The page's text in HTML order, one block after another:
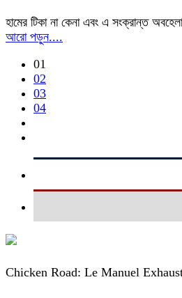
হামের টিকা না কেনা এবং এ সংক্রান্ত
আরো পড়ুন....
01
02
03
04
Chicken Road: Le Manuel